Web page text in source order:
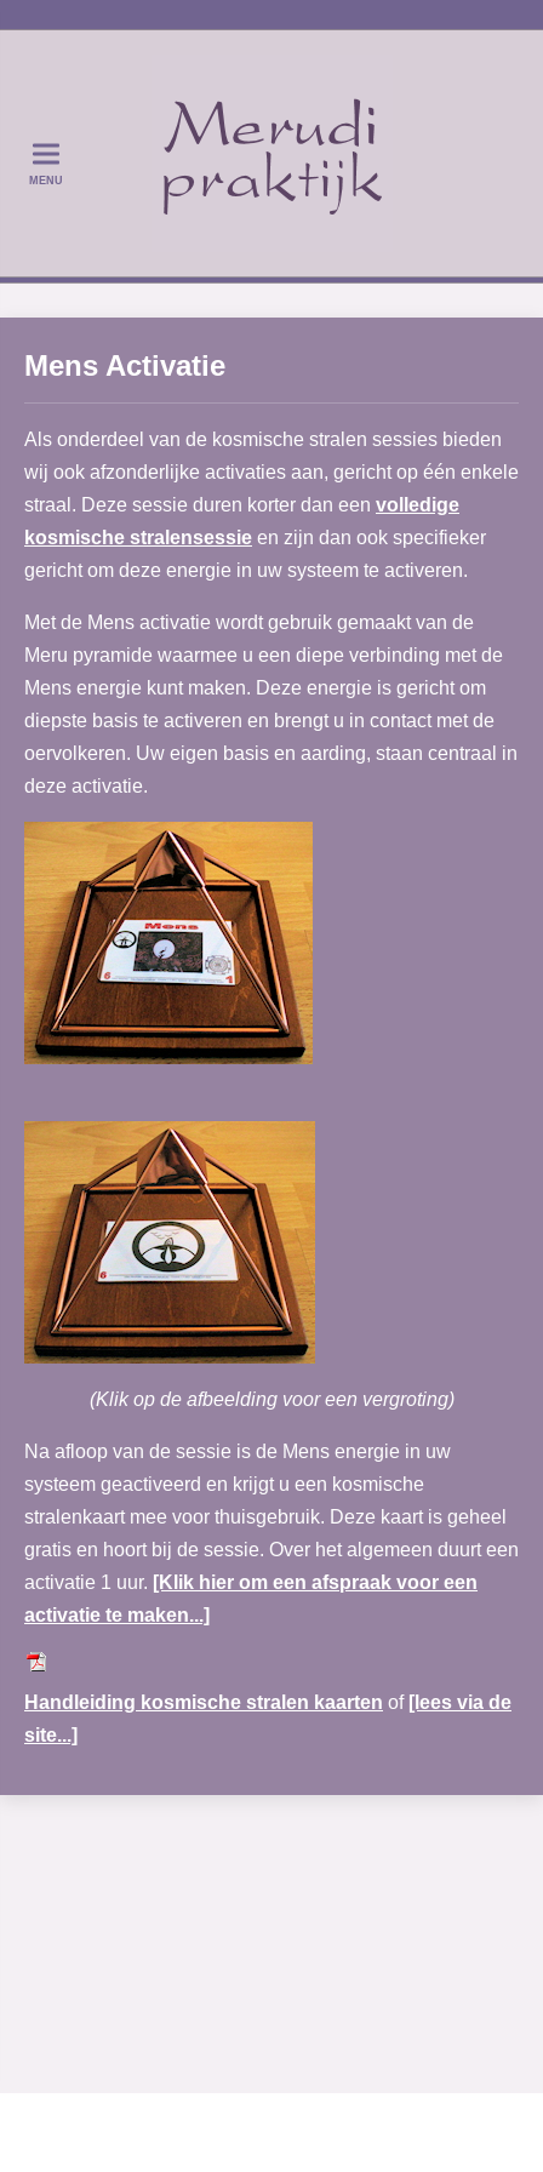
MENU
Mens Activatie
Als onderdeel van de kosmische stralen sessies bieden
wij ook afzonderlijke activaties aan, gericht op één enkele
straal. Deze sessie duren korter dan een volledige
kosmische stralensessie en zijn dan ook specifieker
gericht om deze energie in uw systeem te activeren.
Met de Mens activatie wordt gebruik gemaakt van de
Meru pyramide waarmee u een diepe verbinding met de
Mens energie kunt maken. Deze energie is gericht om
diepste basis te activeren en brengt u in contact met de
oervolkeren. Uw eigen basis en aarding, staan centraal in
deze activatie.
(Klik op de afbeelding voor een vergroting)
Na afloop van de sessie is de Mens energie in uw
systeem geactiveerd en krijgt u een kosmische
stralenkaart mee voor thuisgebruik. Deze kaart is geheel
gratis en hoort bij de sessie. Over het algemeen duurt een
activatie 1 uur. [Klik hier om een afspraak voor een
activatie te maken...]
Handleiding kosmische stralen kaarten of [lees via de
site...]